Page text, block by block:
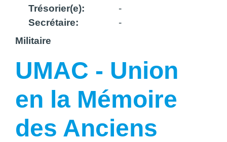
Trésorier(e):
Secrétaire:
-
-
Militaire
UMAC - Union
en la Mémoire
des Anciens